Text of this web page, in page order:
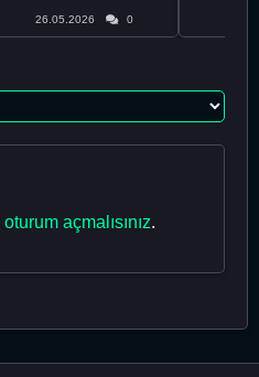
26.05.2026 0
oturum açmalısınız.